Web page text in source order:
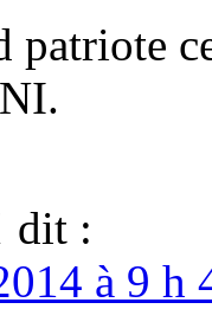
patriote
dit :
à 9